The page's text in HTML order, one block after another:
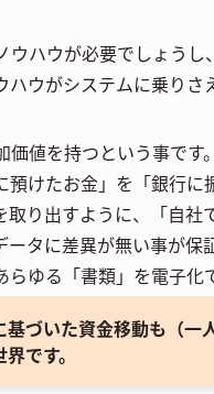
ハウが必要でしょう
ウがシステムに乗りさ
値を持つという事です
けたお金」を「銀行に
り出すように、「自
タに差異が無い事が保
ゆる「書類」を電子化
づいた資金移動も（一
です。